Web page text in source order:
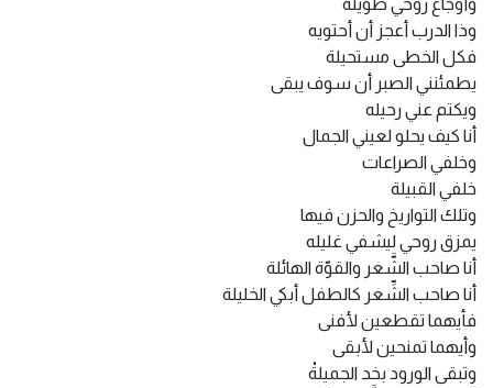
وذا الدرب أعجز أن أحتويه
فكل الخطى مستحيلة
يطمئنني الصبر أن سوف يبقى
ويكتم عني رحيله
أنا كيف يحلو لعيني الجمال
وخلفي الصراعات
خلفي القبيلة
وتلك التواريخ والحزن فيها
يمزق روحي ليشفي غليله
أنا صاحب الشَّعر والقوّة الهائلة
أنا صاحب الشِّعر كالطفل أبكي الخليلة
فأيهما تقطعين لأفنى
وأيهما تمنحين لأبقى
وتبقى الورود بخد الجميلةْ